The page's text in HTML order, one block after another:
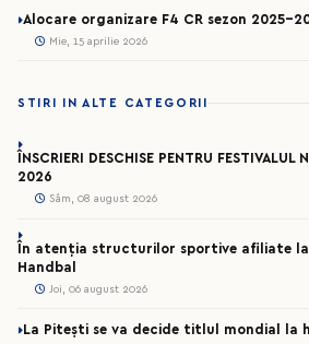
Alocare organizare F4 CR sezon 2025-
Mie, 15 aprilie 2026
STIRI IN ALTE CATEGORII
ÎNSCRIERI DESCHISE PENTRU FESTIVALUL
2026
Sâm, 08 august 2026
În atenția structurilor sportive afiliate la
Handbal
Joi, 06 august 2026
La Pitești se va decide titlul mondial la